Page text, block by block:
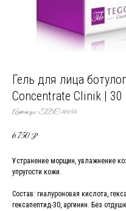
Гель для лица
Concentrate Clinik |
Артикул: TDC-10054
6 750 ₽
Устранение морщин, увлажнение
упругости кожи.
Состав: гиалуроновая кислота,
гексапептид-30, аргинин. Без